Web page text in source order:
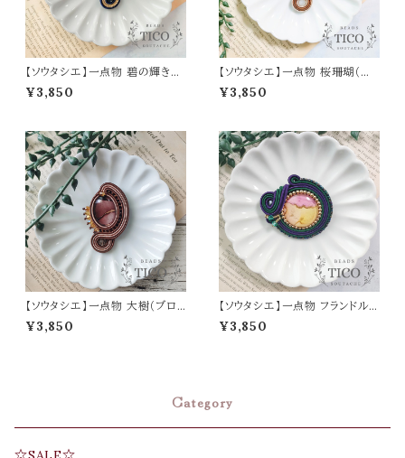
【ソウタシエ】一点物 碧の輝き
（ブローチ）母の日 誕生日 プレ
ゼント
¥3,850
【ソウタシエ】一点物 桜珊瑚（ブ
ローチ）母の日 誕生日 プレゼン
ト
¥3,850
【ソウタシエ】一点物 大樹（ブロ
ーチ）母の日 誕生日 プレゼント
¥3,850
【ソウタシエ】一点物 フランドル
（ブローチ）
¥3,850
Category